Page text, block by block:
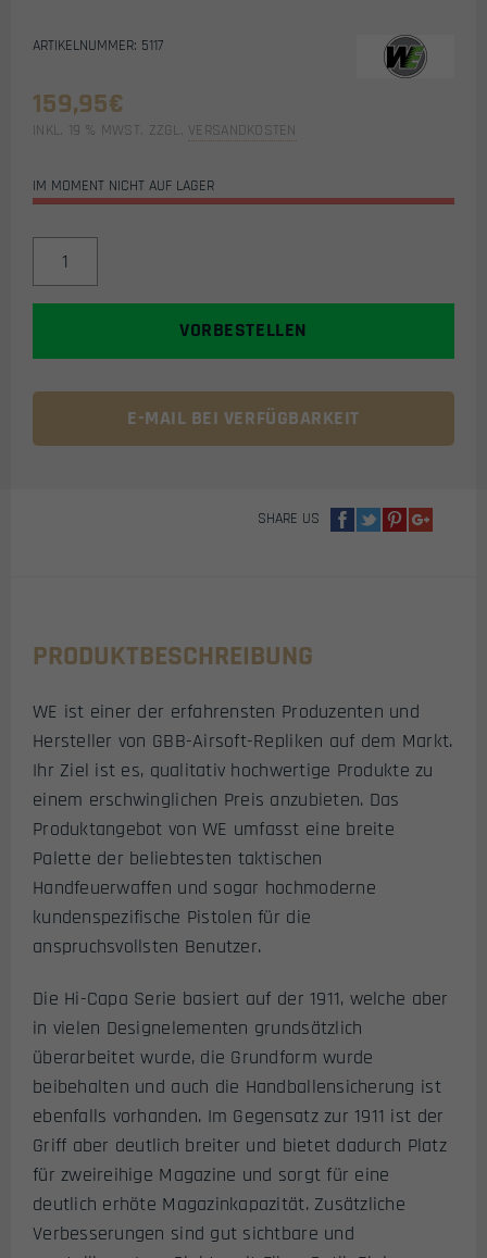
ARTIKELNUMMER: 5117
159,95€
INKL. 19 % MWST. ZZGL. VERSANDKOSTEN
IM MOMENT NICHT AUF LAGER
CAPA
GBB
VORBESTELLEN
E-MAIL BEI VERFÜGBARKEIT
SHARE US
PRODUKTBESCHREIBUNG
WE ist einer der erfahrensten Produzenten und
Hersteller von GBB-Airsoft-Repliken auf dem Markt.
Ihr Ziel ist es, qualitativ hochwertige Produkte zu
einem erschwinglichen Preis anzubieten. Das
Produktangebot von WE umfasst eine breite
Palette der beliebtesten taktischen
Handfeuerwaffen und sogar hochmoderne
kundenspezifische Pistolen für die
anspruchsvollsten Benutzer.
Die Hi-Capa Serie basiert auf der 1911, welche aber
in vielen Designelementen grundsätzlich
überarbeitet wurde, die Grundform wurde
beibehalten und auch die Handballensicherung ist
ebenfalls vorhanden. Im Gegensatz zur 1911 ist der
Griff aber deutlich breiter und bietet dadurch Platz
für zweireihige Magazine und sorgt für eine
deutlich erhöte Magazinkapazität. Zusätzliche
Verbesserungen sind gut sichtbare und